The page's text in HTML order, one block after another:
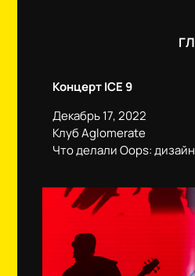
Концерт ICE 9
Декабрь 17, 2022
Клуб Aglomerate
Что делали Oops: